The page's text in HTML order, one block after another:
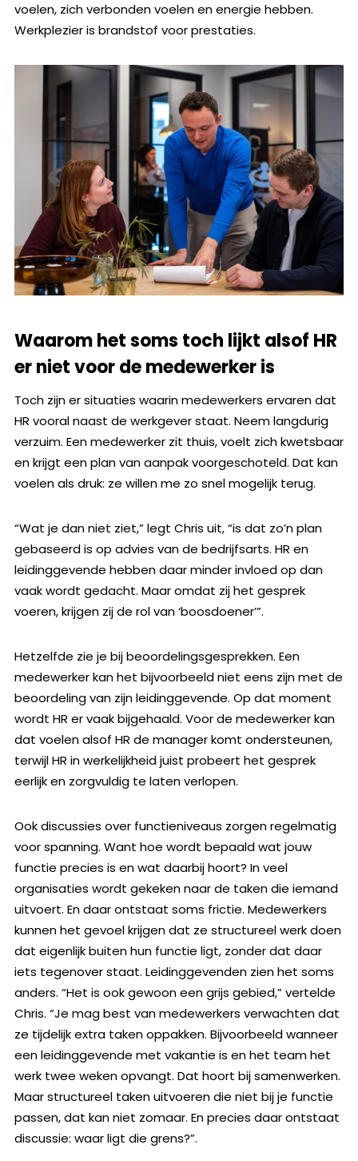
voelen, zich verbonden voelen en energie hebben.
Werkplezier is brandstof voor prestaties.
Waarom het soms toch lijkt alsof HR
er niet voor de medewerker is
Toch zijn er situaties waarin medewerkers ervaren dat
HR vooral naast de werkgever staat. Neem langdurig
verzuim. Een medewerker zit thuis, voelt zich kwetsbaar
en krijgt een plan van aanpak voorgeschoteld. Dat kan
voelen als druk: ze willen me zo snel mogelijk terug.
“Wat je dan niet ziet,” legt Chris uit, “is dat zo’n plan
gebaseerd is op advies van de bedrijfsarts. HR en
leidinggevende hebben daar minder invloed op dan
vaak wordt gedacht. Maar omdat zij het gesprek
voeren, krijgen zij de rol van ‘boosdoener’”.
Hetzelfde zie je bij beoordelingsgesprekken. Een
medewerker kan het bijvoorbeeld niet eens zijn met de
beoordeling van zijn leidinggevende. Op dat moment
wordt HR er vaak bijgehaald. Voor de medewerker kan
dat voelen alsof HR de manager komt ondersteunen,
terwijl HR in werkelijkheid juist probeert het gesprek
eerlijk en zorgvuldig te laten verlopen.
Ook discussies over functieniveaus zorgen regelmatig
voor spanning. Want hoe wordt bepaald wat jouw
functie precies is en wat daarbij hoort? In veel
organisaties wordt gekeken naar de taken die iemand
uitvoert. En daar ontstaat soms frictie. Medewerkers
kunnen het gevoel krijgen dat ze structureel werk doen
dat eigenlijk buiten hun functie ligt, zonder dat daar
iets tegenover staat. Leidinggevenden zien het soms
anders. “Het is ook gewoon een grijs gebied,” vertelde
Chris. “Je mag best van medewerkers verwachten dat
ze tijdelijk extra taken oppakken. Bijvoorbeeld wanneer
een leidinggevende met vakantie is en het team het
werk twee weken opvangt. Dat hoort bij samenwerken.
Maar structureel taken uitvoeren die niet bij je functie
passen, dat kan niet zomaar. En precies daar ontstaat
discussie: waar ligt die grens?”.